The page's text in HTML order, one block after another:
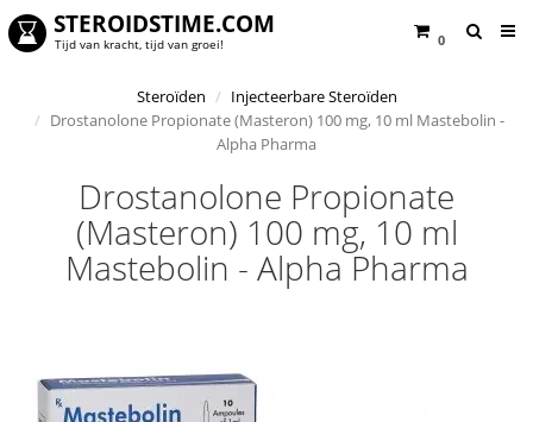
0
STEROIDSTIME.COM
Tijd van kracht, tijd van groei!
Steroïden
Injecteerbare Steroïden
Drostanolone Propionate (Masteron) 100 mg, 10 ml Mastebolin -
Alpha Pharma
Drostanolone Propionate
(Masteron) 100 mg, 10 ml
Mastebolin - Alpha Pharma